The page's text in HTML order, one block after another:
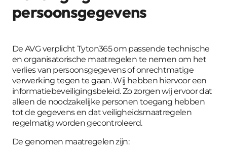
persoonsgegevens
De AVG verplicht Tyton365 om passende technische
en organisatorische maatregelen te nemen om het
verlies van persoonsgegevens of onrechtmatige
verwerking tegen te gaan. Wij hebben hiervoor een
informatiebeveiligingsbeleid. Zo zorgen wij ervoor dat
alleen de noodzakelijke personen toegang hebben
tot de gegevens en dat veiligheidsmaatregelen
regelmatig worden gecontroleerd.
De genomen maatregelen zijn: